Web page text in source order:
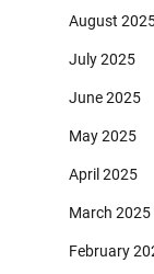
August
July 2025
June 2025
May 2025
April 2025
March 2025
February